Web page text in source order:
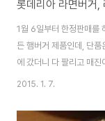
1월 6일부터 한정판매를
든 햄버거 제품인데, 단
에 갔더니 다 팔리고 매진
영양성분은 나트륨 함럄
로 구입을 해왔고, 포장
2015. 1. 7.